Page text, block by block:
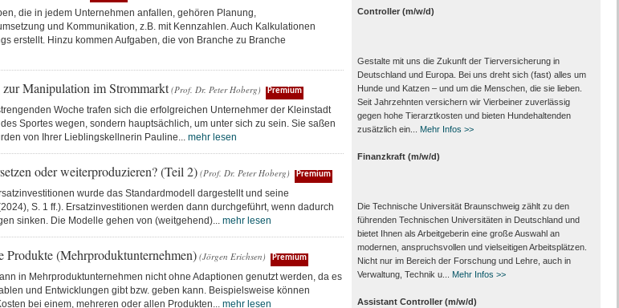
die in jedem Unternehmen anfallen, gehören Planung,
und Kommunikation, z.B. mit Kennzahlen. Auch Kalkulationen
erstellt. Hinzu kommen Aufgaben, die von Branche zu Branche
Manipulation im Strommarkt (Prof. Dr. Peter Hoberg) Premium
Woche trafen sich die erfolgreichen Unternehmer der Kleinstadt
Sportes wegen, sondern hauptsächlich, um unter sich zu sein. Sie saßen
von Ihrer Lieblingskellnerin Pauline... mehr lesen
oder weiterproduzieren? (Teil 2) (Prof. Dr. Peter Hoberg) Premium
wurde das Standardmodell dargestellt und seine
S. 1 ff.). Ersatzinvestitionen werden dann durchgeführt, wenn dadurch
sinken. Die Modelle gehen von (weitgehend)... mehr lesen
Produkte (Mehrproduktunternehmen) (Jörgen Erichsen) Premium
in Mehrproduktunternehmen nicht ohne Adaptionen genutzt werden, da es
und Entwicklungen gibt bzw. geben kann. Beispielsweise können
bei einem, mehreren oder allen Produkten... mehr lesen
Controller (m/w/d)
Gestalte mit uns die Zukunft der Tierversicherung in
Deutschland und Europa. Bei uns dreht sich (fast) alles um
Hunde und Katzen – und um die Menschen, die sie lieben.
Seit Jahrzehnten versichern wir Vierbeiner zuverlässig
gegen hohe Tierarztkosten und bieten Hundehaltenden
zusätzlich ein...
Mehr Infos >>
Finanzkraft (m/w/d)
Die Technische Universität Braunschweig zählt zu den
führenden Technischen Universitäten in Deutschland und
bietet Ihnen als Arbeit­geberin eine große Auswahl an
modernen, anspruchsvollen und vielseitigen Arbeits­plätzen.
Nicht nur im Bereich der Forschung und Lehre, auch in
Verwaltung, Technik u...
Mehr Infos >>
Assistant Controller (m/w/d)